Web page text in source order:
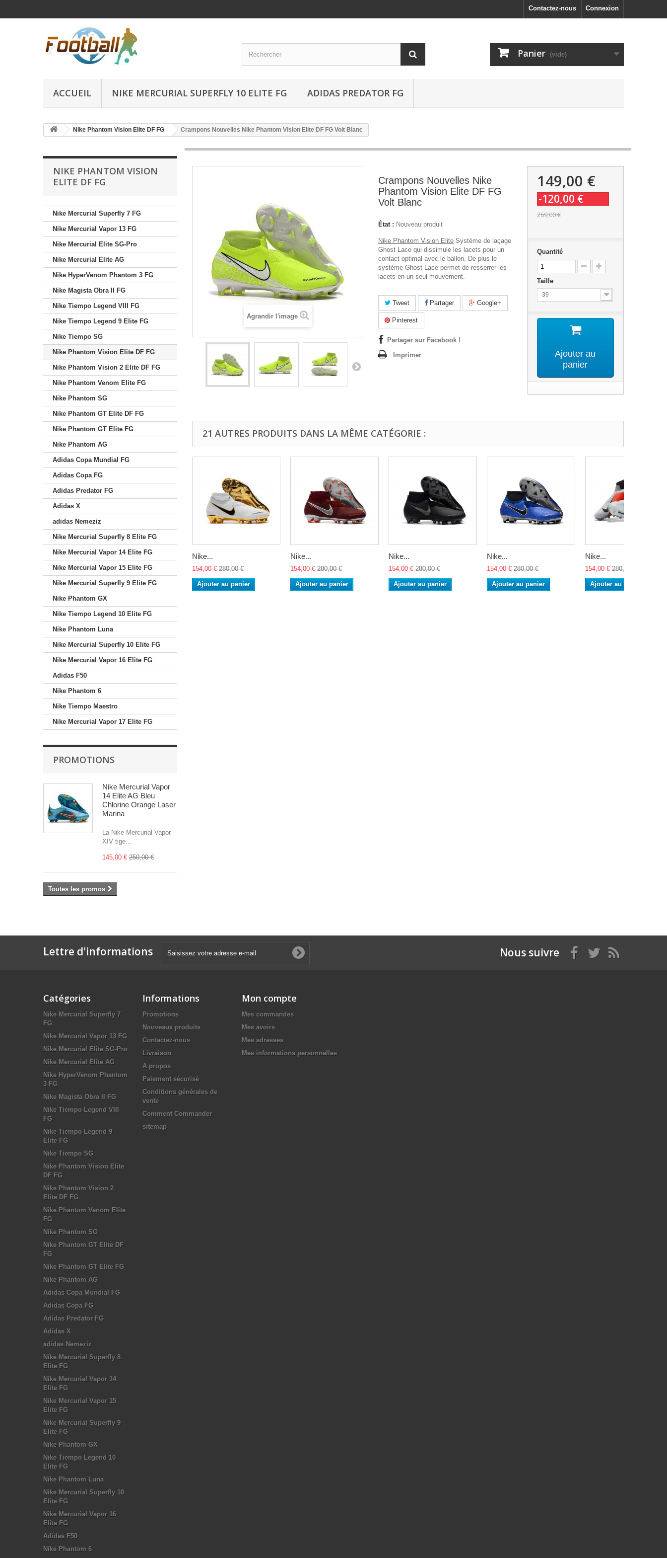
Connexion
Contactez-nous
Panier (vide)
ACCUEIL NIKE MERCURIAL SUPERFLY 10 ELITE FG ADIDAS PREDATOR FG
Nike Phantom Vision Elite DF FG Crampons Nouvelles Nike Phantom Vision Elite DF FG Volt Blanc
NIKE PHANTOM VISION
ELITE DF FG
Nike Mercurial Superfly 7 FG
Nike Mercurial Vapor 13 FG
Nike Mercurial Elite SG-Pro
Nike Mercurial Elite AG
Nike HyperVenom Phantom 3 FG
Nike Magista Obra II FG
Nike Tiempo Legend VIII FG
Nike Tiempo Legend 9 Elite FG
Nike Tiempo SG
Nike Phantom Vision Elite DF FG
Nike Phantom Vision 2 Elite DF FG
Nike Phantom Venom Elite FG
Nike Phantom SG
Nike Phantom GT Elite DF FG
Nike Phantom GT Elite FG
Nike Phantom AG
Adidas Copa Mundial FG
Adidas Copa FG
Adidas Predator FG
Adidas X
adidas Nemeziz
Nike Mercurial Superfly 8 Elite FG
Nike Mercurial Vapor 14 Elite FG
Nike Mercurial Vapor 15 Elite FG
Nike Mercurial Superfly 9 Elite FG
Nike Phantom GX
Nike Tiempo Legend 10 Elite FG
Nike Phantom Luna
Nike Mercurial Superfly 10 Elite FG
Nike Mercurial Vapor 16 Elite FG
Adidas F50
Nike Phantom 6
Nike Tiempo Maestro
Nike Mercurial Vapor 17 Elite FG
PROMOTIONS
Nike Mercurial Vapor
14 Elite AG Bleu
Chlorine Orange Laser
Marina
La Nike Mercurial Vapor
XIV tige...
145,00 € 250,00 €
Toutes les promos
Agrandir l'image
Crampons Nouvelles Nike
Phantom Vision Elite DF FG
Volt Blanc
État : Nouveau produit
Nike Phantom Vision Elite Système de laçage
Ghost Lace qui dissimule les lacets pour un
contact optimal avec le ballon. De plus le
système Ghost Lace permet de resserrer les
lacets en un seul mouvement.
Tweet Partager Google+
Pinterest
Partager sur Facebook !
Imprimer
149,00 €
-120,00 €
269,00 €
Quantité
Taille
39
Ajouter au
panier
21 AUTRES PRODUITS DANS LA MÊME CATÉGORIE :
Nike...
154,00 € 280,00 €
Ajouter au panier
Nike...
154,00 € 280,00 €
Ajouter au panier
Nike...
154,00 € 280,00 €
Ajouter au panier
Nike...
154,00 € 280,00 €
Ajouter au panier
Nike...
154,00 € 280,00 €
Ajouter au panier
Lettre d'informations Nous suivre
Catégories
Nike Mercurial Superfly 7
FG
Nike Mercurial Vapor 13 FG
Nike Mercurial Elite SG-Pro
Nike Mercurial Elite AG
Nike HyperVenom Phantom
3 FG
Nike Magista Obra II FG
Nike Tiempo Legend VIII
FG
Nike Tiempo Legend 9
Elite FG
Nike Tiempo SG
Nike Phantom Vision Elite
DF FG
Nike Phantom Vision 2
Elite DF FG
Nike Phantom Venom Elite
FG
Nike Phantom SG
Nike Phantom GT Elite DF
FG
Nike Phantom GT Elite FG
Nike Phantom AG
Adidas Copa Mundial FG
Adidas Copa FG
Adidas Predator FG
Adidas X
adidas Nemeziz
Nike Mercurial Superfly 8
Elite FG
Nike Mercurial Vapor 14
Elite FG
Nike Mercurial Vapor 15
Elite FG
Nike Mercurial Superfly 9
Elite FG
Nike Phantom GX
Nike Tiempo Legend 10
Elite FG
Nike Phantom Luna
Nike Mercurial Superfly 10
Elite FG
Nike Mercurial Vapor 16
Elite FG
Adidas F50
Nike Phantom 6
Informations
Promotions
Nouveaux produits
Contactez-nous
Livraison
A propos
Paiement sécurisé
Conditions générales de
vente
Comment Commander
sitemap
Mon compte
Mes commandes
Mes avoirs
Mes adresses
Mes informations personnelles